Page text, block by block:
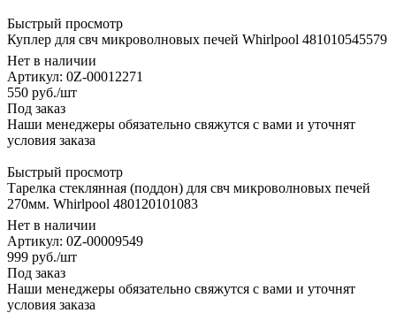
Быстрый просмотр
Куплер для свч микроволновых печей Whirlpool 481010545579
Нет в наличии
Артикул: 0Z-00012271
550 руб./шт
Под заказ
Наши менеджеры обязательно свяжутся с вами и уточнят
условия заказа
Быстрый просмотр
Тарелка стеклянная (поддон) для свч микроволновых печей
270мм. Whirlpool 480120101083
Нет в наличии
Артикул: 0Z-00009549
999 руб./шт
Под заказ
Наши менеджеры обязательно свяжутся с вами и уточнят
условия заказа